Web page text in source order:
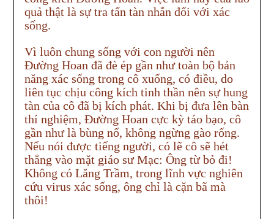
quả thật là sự tra tấn tàn nhẫn đối với xác
sống.
Vì luôn chung sống với con người nên
Đường Hoan đã đè ép gần như toàn bộ bản
năng xác sống trong cô xuống, có điều, do
liên tục chịu công kích tinh thần nên sự hung
tàn của cô đã bị kích phát. Khi bị đưa lên bàn
thí nghiệm, Đường Hoan cực kỳ táo bạo, cô
gần như là bùng nổ, không ngừng gào rống.
Nếu nói được tiếng người, có lẽ cô sẽ hét
thẳng vào mặt giáo sư Mạc: Ông từ bỏ đi!
Không có Lăng Trầm, trong lĩnh vực nghiên
cứu virus xác sống, ông chỉ là cặn bã mà
thôi!